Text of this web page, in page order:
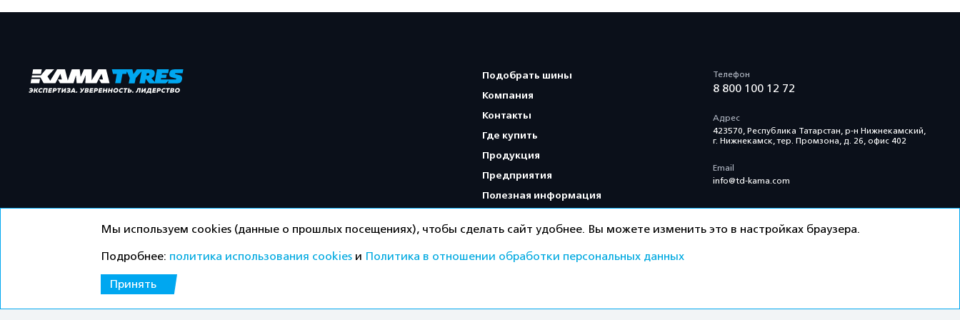
Подобрать шины
Компания
Контакты
Где купить
Продукция
Предприятия
Полезная информация
Телефон
8 800 100 12 72
Адрес
423570, Республика Татарстан, р-н Нижнекамский,
г. Нижнекамск, тер. Промзона, д. 26, офис 402
Email
info@td-kama.com
©ООО «Торговый дом «Кама» 2026 / Все права защищены. Политика конфиденциальности
Мы используем cookies (данные о прошлых посещениях), чтобы сделать сайт удобнее. Вы можете изменить это в настройках браузера.
Подробнее: политика использования cookiesи Политика в отношении обработки персональных данных
Принять